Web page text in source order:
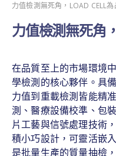
力值檢測無死角，LOAD CELL
力值檢測無死角
在品質至上的市場環境中
學檢測的核心夥伴。具
力值到重載檢測皆能精
測、醫療設備校準、包
片工藝與信號處理技術
積小巧設計，可靈活嵌
是批量生產的質量抽檢